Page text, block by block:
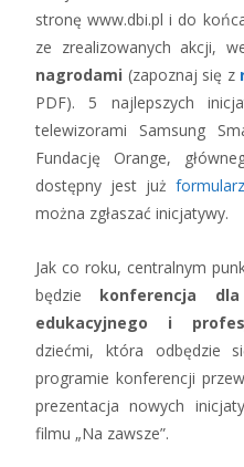
stronę www.dbi.pl i do
ze zrealizowanych akcji,
nagrodami (zapoznaj się z
PDF). 5 najlepszych
telewizorami Samsung
Fundację Orange,
dostępny jest już formularz
można zgłaszać inicjatywy.
Jak co roku, centralnym
będzie konferencja
edukacyjnego i
dziećmi, która odbędzie
programie konferencji
prezentacja nowych
filmu „Na zawsze”.